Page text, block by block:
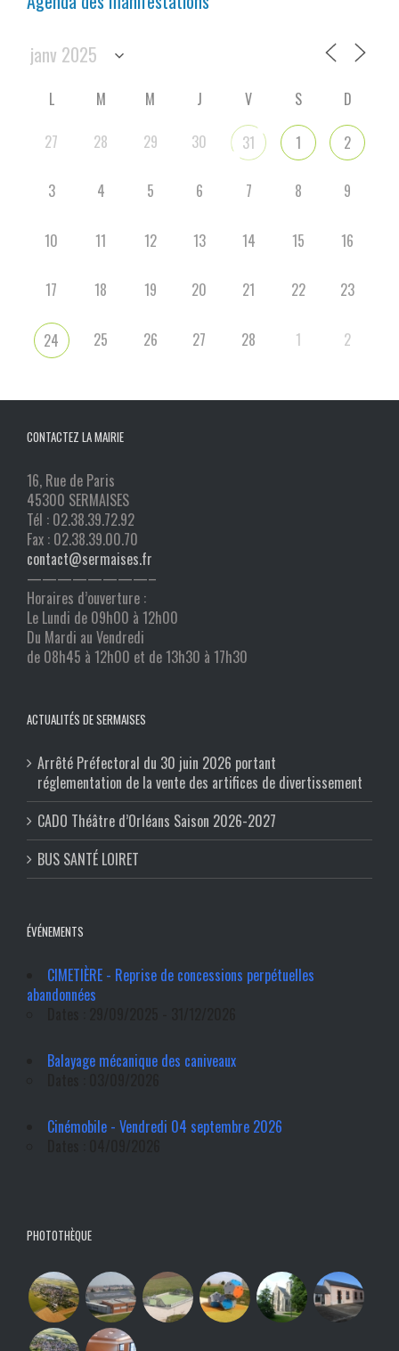
L M M J V S
D
27
28 29 30 31 1 2
3 4 5 6 7 8 9
10 11 12 13 14 15 16
17 18 19 20 21 22 23
24 25 26 27 28 1 2
CONTACTEZ LA MAIRIE
16, Rue de Paris
45300 SERMAISES
Tél : 02.38.39.72.92
Fax : 02.38.39.00.70
contact@sermaises.fr
————————–
Horaires d’ouverture :
Le Lundi de 09h00 à 12h00
Du Mardi au Vendredi
de 08h45 à 12h00 et de 13h30 à 17h30
ACTUALITÉS DE SERMAISES
Arrêté Préfectoral du 30 juin 2026 portant
réglementation de la vente des artifices de divertissement
CADO Théâtre d’Orléans Saison 2026-2027
BUS SANTÉ LOIRET
ÉVÉNEMENTS
CIMETIÈRE - Reprise de concessions perpétuelles
abandonnées
Balayage mécanique des caniveaux
Cinémobile - Vendredi 04 septembre 2026
PHOTOTHÈQUE